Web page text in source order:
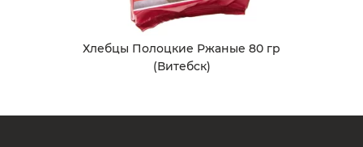
Хлебцы Полоцкие Ржаные 80 гр
(Витебск)